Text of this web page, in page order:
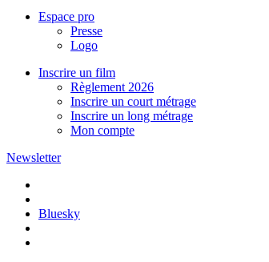
Espace pro
Presse
Logo
Inscrire un film
Règlement 2026
Inscrire un court métrage
Inscrire un long métrage
Mon compte
Newsletter
Bluesky